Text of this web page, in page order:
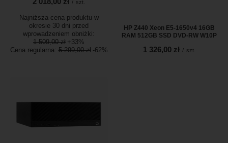
/ szt.
Najniższa cena produktu w
okresie 30 dni przed
wprowadzeniem obniżki:
1 509,00 zł +33%
Cena regularna: 5 299,00 zł -62%
HP Z440 Xeon E5-1650v4 16GB
RAM 512GB SSD DVD-RW W10P
1 326,00 zł / szt.